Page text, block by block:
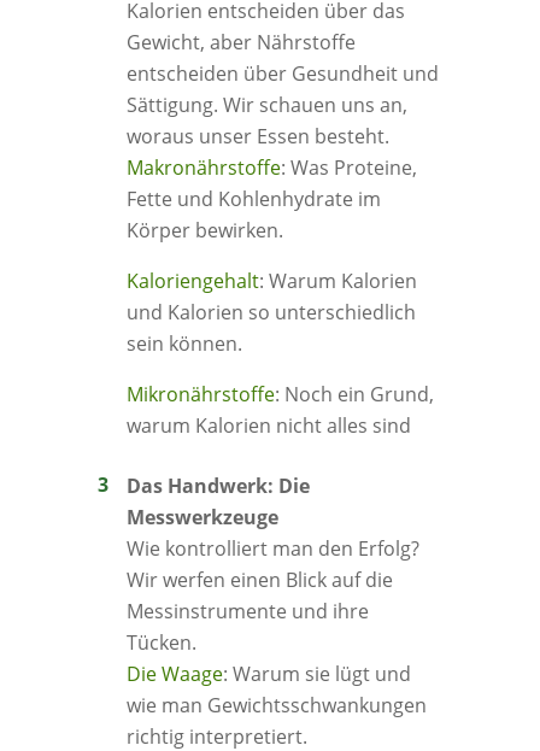
Kalorien entscheiden über das
Gewicht, aber Nährstoffe
entscheiden über Gesundheit und
Sättigung. Wir schauen uns an,
woraus unser Essen besteht.
Makronährstoffe: Was Proteine,
Fette und Kohlenhydrate im
Körper bewirken.
Kaloriengehalt: Warum Kalorien
und Kalorien so unterschiedlich
sein können.
Mikronährstoffe: Noch ein Grund,
warum Kalorien nicht alles sind
Das Handwerk: Die
Messwerkzeuge
Wie kontrolliert man den Erfolg?
Wir werfen einen Blick auf die
Messinstrumente und ihre
Tücken.
Die Waage: Warum sie lügt und
wie man Gewichtsschwankungen
richtig interpretiert.